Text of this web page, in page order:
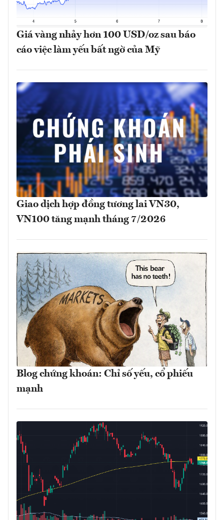
Giá vàng nhảy hơn 100 USD/oz sau báo
cáo việc làm yếu bất ngờ của Mỹ
Giao dịch hợp đồng tương lai VN30,
VN100 tăng mạnh tháng 7/2026
Blog chứng khoán: Chỉ số yếu, cổ phiếu
mạnh